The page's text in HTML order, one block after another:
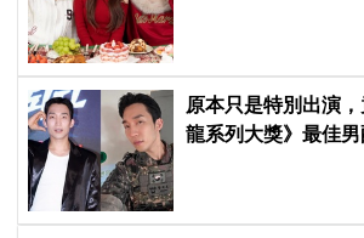
原本只是特別出演
龍系列大獎》最佳